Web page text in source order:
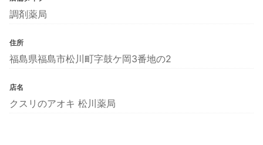
調剤薬局
住所
福島県福島市松川町字鼓ケ岡3番地の2
店名
クスリのアオキ 松川薬局